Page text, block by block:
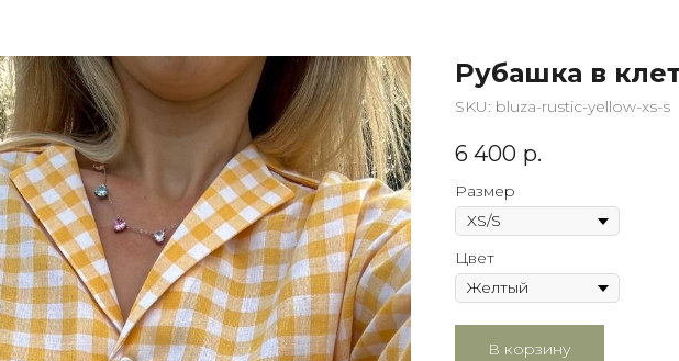
Рубашка в
SKU: bluza-rustic-yellow-xs-s
6 400 р.
Размер
Цвет
В корзину